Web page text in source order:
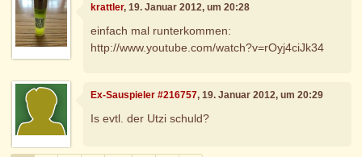
krattler, 19. Januar 2012, um 20:28
einfach mal runterkommen:
http://www.youtube.com/watch?v=rOyj4ciJk34
Ex-Sauspieler #216757, 19. Januar 2012, um 20:29
Is evtl. der Utzi schuld?